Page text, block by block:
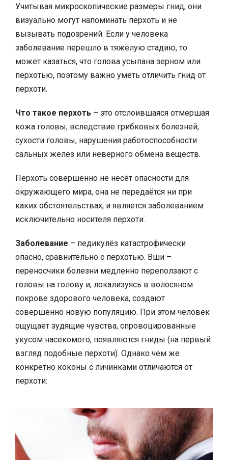
Учитывая микроскопические размеры гнид, они
визуально могут напоминать перхоть и не
вызывать подозрений. Если у человека
заболевание перешло в тяжёлую стадию, то
может казаться, что голова усыпана зерном или
перхотью, поэтому важно уметь отличить гнид от
перхоти.
Что такое перхоть – это отслоившаяся отмершая
кожа головы, вследствие грибковых болезней,
сухости головы, нарушения работоспособности
сальных желез или неверного обмена веществ.
Перхоть совершенно не несёт опасности для
окружающего мира, она не передаётся ни при
каких обстоятельствах, и является заболеванием
исключительно носителя перхоти.
Заболевание – педикулёз катастрофически
опасно, сравнительно с перхотью. Вши –
переносчики болезни медленно переползают с
головы на голову и, локализуясь в волосяном
покрове здорового человека, создают
совершенно новую популяцию. При этом человек
ощущает зудящие чувства, спровоцированные
укусом насекомого, появляются гниды (на первый
взгляд подобные перхоти). Однако чем же
конкретно коконы с личинками отличаются от
перхоти: